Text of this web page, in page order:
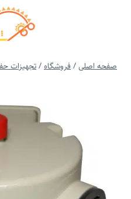
صفحه اصلی/فروشگاه/تجهیزات